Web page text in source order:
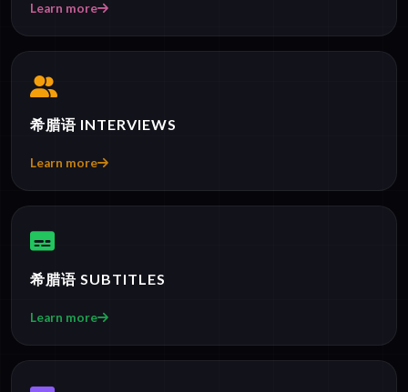
Learn more
希腊语 INTERVIEWS
Learn more
希腊语 SUBTITLES
Learn more